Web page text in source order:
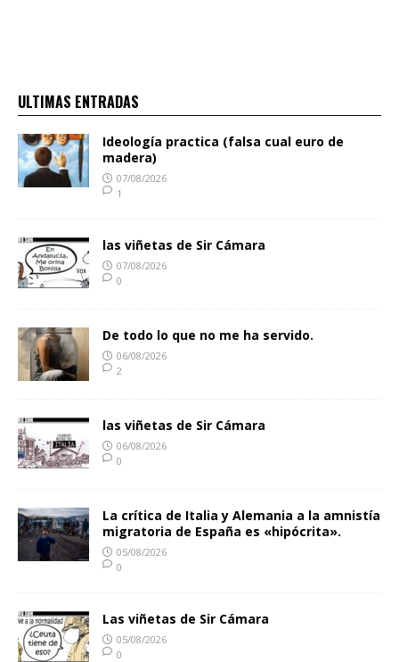
ULTIMAS ENTRADAS
Ideología practica (falsa cual euro de
madera)
07/08/2026
1
las viñetas de Sir Cámara
07/08/2026
0
De todo lo que no me ha servido.
06/08/2026
2
las viñetas de Sir Cámara
06/08/2026
0
La crítica de Italia y Alemania a la amnistía
migratoria de España es «hipócrita».
05/08/2026
0
Las viñetas de Sir Cámara
05/08/2026
0